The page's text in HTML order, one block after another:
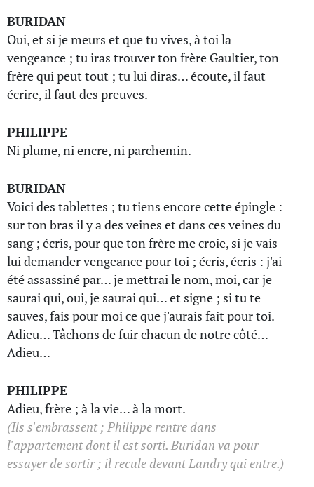
BURIDAN
Oui, et si je meurs et que tu vives, à toi la
vengeance ; tu iras trouver ton frère Gaultier, ton
frère qui peut tout ; tu lui diras… écoute, il faut
écrire, il faut des preuves.
PHILIPPE
Ni plume, ni encre, ni parchemin.
BURIDAN
Voici des tablettes ; tu tiens encore cette épingle :
sur ton bras il y a des veines et dans ces veines du
sang ; écris, pour que ton frère me croie, si je vais
lui demander vengeance pour toi ; écris, écris : j'ai
été assassiné par… je mettrai le nom, moi, car je
saurai qui, oui, je saurai qui… et signe ; si tu te
sauves, fais pour moi ce que j'aurais fait pour toi.
Adieu… Tâchons de fuir chacun de notre côté…
Adieu…
PHILIPPE
Adieu, frère ; à la vie… à la mort.
(Ils s'embrassent ; Philippe rentre dans
l'appartement dont il est sorti. Buridan va pour
essayer de sortir ; il recule devant Landry qui entre.)